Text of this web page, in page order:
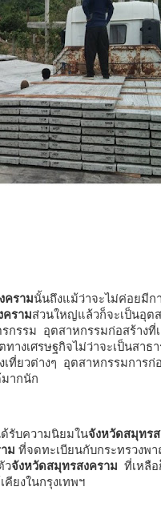
ครามนั้นถึงแม้ว่าจะไม่ค่อยมีก
ครามส่วนใหญ่แล้วก็จะเป็นอุต
รกรรม อุตสาหกรรมก่อสร้างที่
างเศรษฐกิจไม่ว่าจะเป็นสา
ยวต่างๆ อุตสาหกรรมการก่
มากนัก
รับความนิยมในจังหวัดสมุทร
ม ที่จดทะเบียนกับกระทรวงพ
วจังหวัดสมุทรสงคราม ที่เหลือ
คียงในกรุงเทพฯ